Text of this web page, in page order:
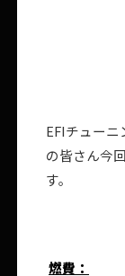
EFIチュー
の皆さん今
す。
燃費：